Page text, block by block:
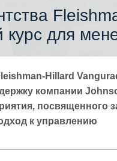
курс для
Hillard
компании
посвященного
к управлению